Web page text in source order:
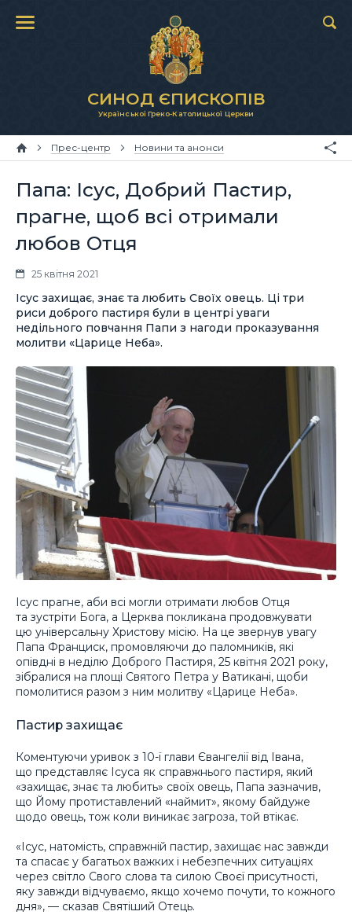
СИНОД ЄПИСКОПІВ
Української Греко-Католицької Церкви
Прес-центр Новини та анонси
Папа: Ісус, Добрий Пастир,
прагне, щоб всі отримали
любов Отця
25 квітня 2021
Ісус захищає, знає та любить Своїх овець. Ці три
риси доброго пастиря були в центрі уваги
недільного повчання Папи з нагоди проказування
молитви «Царице Неба».
Ісус прагне, аби всі могли отримати любов Отця
та зустріти Бога, а Церква покликана продовжувати
цю універсальну Христову місію. На це звернув увагу
Папа Франциск, промовляючи до паломників, які
опівдні в неділю Доброго Пастиря, 25 квітня 2021 року,
зібралися на площі Святого Петра у Ватикані, щоби
помолитися разом з ним молитву «Царице Неба».
Пастир захищає
Коментуючи уривок з 10-ї глави Євангелії від Івана,
що представляє Ісуса як справжнього пастиря, який
«захищає, знає та любить» своїх овець, Папа зазначив,
що Йому протиставлений «наймит», якому байдуже
щодо овець, тож коли виникає загроза, той втікає.
«Ісус, натомість, справжній пастир, захищає нас завжди
та спасає у багатьох важких і небезпечних ситуаціях
через світло Свого слова та силою Своєї присутності,
яку завжди відчуваємо, якщо хочемо почути, то кожного
дня», — сказав Святіший Отець.